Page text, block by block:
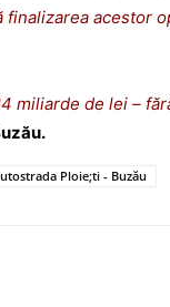
acestor
miliarde de lei –
Ploie;ti - Buzău